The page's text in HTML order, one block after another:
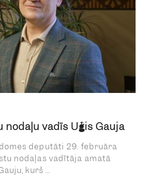
vadīs Uģis Gauja
deputāti 29. februāra
nodaļas vadītāja amatā
kurš ...